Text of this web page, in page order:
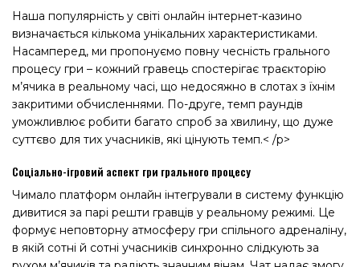
Наша популярність у світі онлайн інтернет-казино
визначається кількома унікальних характеристиками.
Насамперед, ми пропонуємо повну чесність грального
процесу гри – кожний гравець спостерігає траєкторію
м’ячика в реальному часі, що недосяжно в слотах з їхнім
закритими обчисленнями. По-друге, темп раундів
уможливлює робити багато спроб за хвилину, що дуже
суттєво для тих учасників, які цінують темп.< /p>
Соціально-ігровий аспект гри грального процесу
Чимало платформ онлайн інтегрували в систему функцію
дивитися за парі решти гравців у реальному режимі. Це
формує неповторну атмосферу гри спільного адреналіну,
в якій сотні й сотні учасників синхронно слідкують за